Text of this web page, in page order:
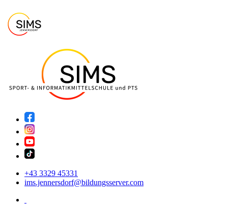
+43 3329 45331
ims.jennersdorf@bildungsserver.com